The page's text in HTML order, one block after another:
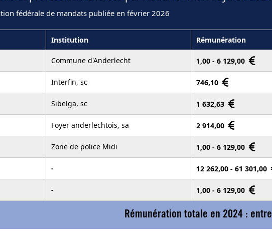
fédérale de mandats publiée en février 2026
Institution Rémunération
Commune d'Anderlecht 1,00 - 6 129,00
Interfin, sc 746,10
Sibelga, sc 1 632,63
Foyer anderlechtois, sa 2 914,00
Zone de police Midi 1,00 - 6 129,00
- 12 262,00 - 61 301,00
- 1,00 - 6 129,00
Rémunération totale en 2024 : entre